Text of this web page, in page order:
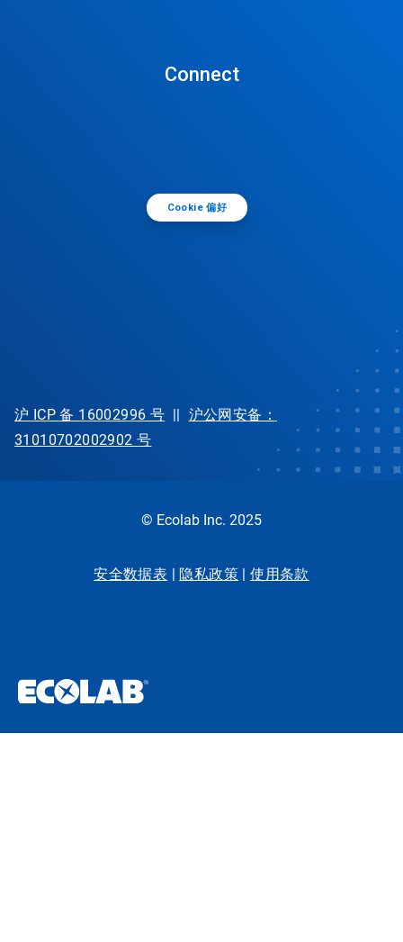
Connect
Cookie 偏好
沪 ICP 备 16002996 号
沪公网安备：
31010702002902 号
© Ecolab Inc. 2025
安全数据表 隐私政策 |使用条款